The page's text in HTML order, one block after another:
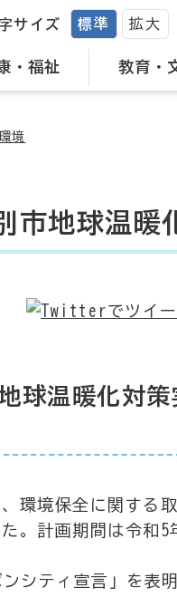
・福祉 教育・
サイズ 標準 拡大
境
市地球温暖
球温暖化対
環境保全に関する
。計画期間は令和5
シティ宣言」を表